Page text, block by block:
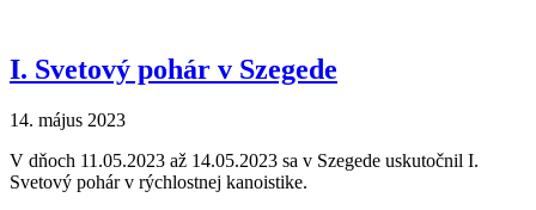
I. Svetový pohár v Szegede
14. május 2023
V dňoch 11.05.2023 až 14.05.2023 sa v Szegede uskutočnil I.
Svetový pohár v rýchlostnej kanoistike.